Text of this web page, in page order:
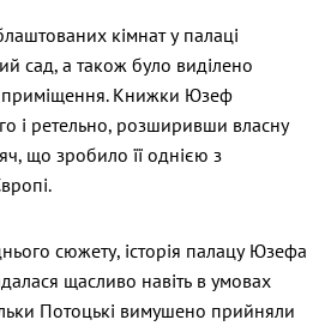
кімнат у палаці
сад, а також було виділено
приміщення. Книжки Юзеф
і ретельно, розширивши власну
що зробило її однією з
сюжету, історія палацу Юзефа
щасливо навіть в умовах
Потоцькі вимушено прийняли